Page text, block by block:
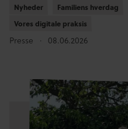
Nyheder
Nyheder Familiens hverdag
Familiens hverdag
Vores digitale praksis
Vores digitale praksis
Presse 08.06.2026